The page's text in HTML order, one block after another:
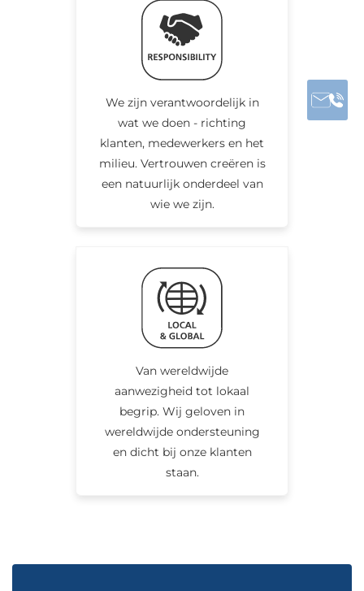
We zijn verantwoordelijk in
wat we doen - richting
klanten, medewerkers en het
milieu. Vertrouwen creëren is
een natuurlijk onderdeel van
wie we zijn.
Van wereldwijde
aanwezigheid tot lokaal
begrip. Wij geloven in
wereldwijde ondersteuning
en dicht bij onze klanten
staan.